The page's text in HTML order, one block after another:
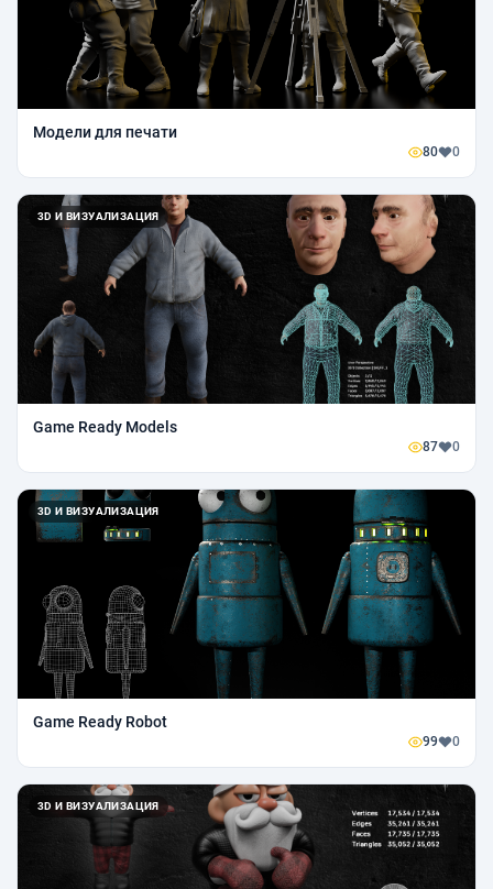
Модели для печати
80 0
3D И ВИЗУАЛИЗАЦИЯ
Game Ready Models
87 0
3D И ВИЗУАЛИЗАЦИЯ
Game Ready Robot
99 0
3D И ВИЗУАЛИЗАЦИЯ